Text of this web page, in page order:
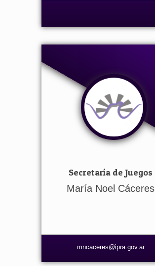
Secretaría de Juegos
María Noel Cáceres
mncaceres@ipra.gov.ar